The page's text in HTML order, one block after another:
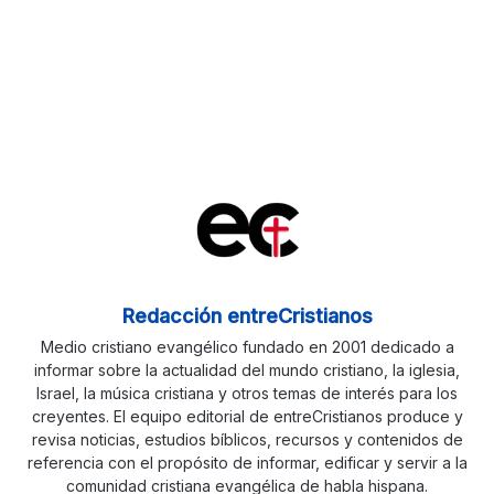
Redacción entreCristianos
Medio cristiano evangélico fundado en 2001 dedicado a
informar sobre la actualidad del mundo cristiano, la iglesia,
Israel, la música cristiana y otros temas de interés para los
creyentes. El equipo editorial de entreCristianos produce y
revisa noticias, estudios bíblicos, recursos y contenidos de
referencia con el propósito de informar, edificar y servir a la
comunidad cristiana evangélica de habla hispana.